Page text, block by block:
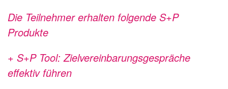
Die Teilnehmer erhalten folgende S+P
Produkte
+ S+P Tool: Zielvereinbarungsgespräche
effektiv führen